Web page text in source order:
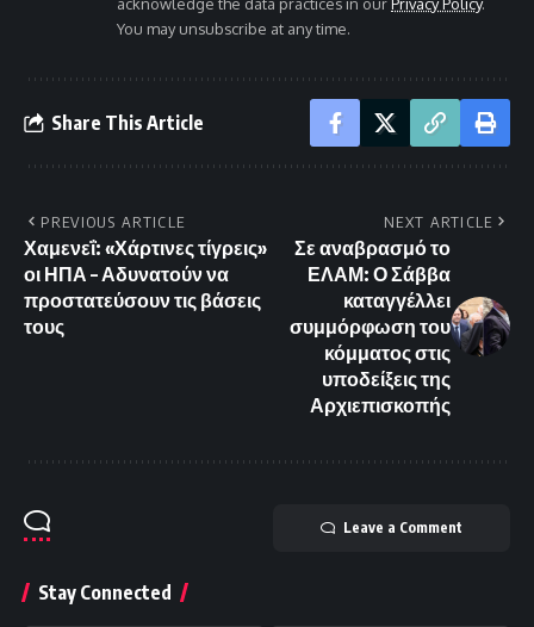
You may unsubscribe at any time.
Share This Article
PREVIOUS ARTICLE
Χαμενεΐ: «Χάρτινες τίγρεις»
οι ΗΠΑ – Αδυνατούν να
προστατεύσουν τις βάσεις
τους
NEXT ARTICLE
Σε αναβρασμό το
ΕΛΑΜ: Ο Σάββα
καταγγέλλει
συμμόρφωση του
κόμματος στις
υποδείξεις της
Αρχιεπισκοπής
Leave a Comment
Stay Connected